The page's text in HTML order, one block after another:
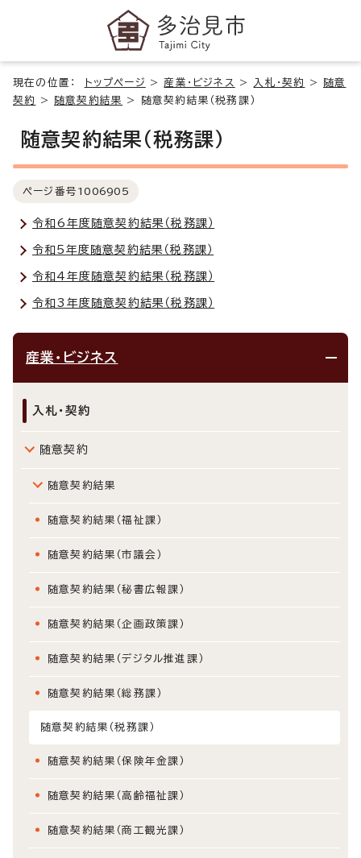
現在の位置： トップページ > 産業・ビジネス > 入札・契約 >
随意
契約
> 随意契約結果 > 随意契約結果（税務課）
随意契約結果（税務課）
ページ番号 1006905
令和6年度随意契約結果（税務課）
令和5年度随意契約結果（税務課）
令和4年度随意契約結果（税務課）
令和3年度随意契約結果（税務課）
産業・ビジネス
入札・契約
随意契約
随意契約結果
随意契約結果（福祉課）
随意契約結果（市議会）
随意契約結果（秘書広報課）
随意契約結果（企画政策課）
随意契約結果（デジタル推進課）
随意契約結果（総務課）
随意契約結果（税務課）
随意契約結果（保険年金課）
随意契約結果（高齢福祉課）
随意契約結果（商工観光課）